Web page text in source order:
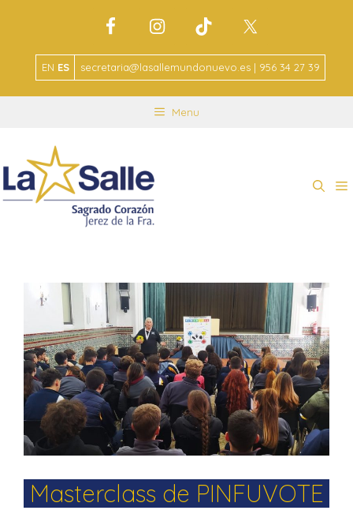
EN ES secretaria@lasallemundonuevo.es | 956 34 27 39
Menu
Masterclass de PINFUVOTE